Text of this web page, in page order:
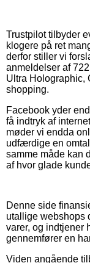
Trustpilot tilbyder
klogere på ret
derfor stiller vi
anmeldelser af
Ultra Holographic,
shopping.
Facebook yder
få indtryk af
møder vi endda
udfærdige en
samme måde kan
af hvor glade
Denne side
utallige webshops
varer, og indtjener
gennemfører en
Viden angående